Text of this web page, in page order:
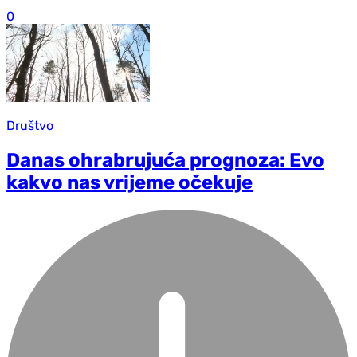
0
Društvo
Danas ohrabrujuća prognoza: Evo
kakvo nas vrijeme očekuje